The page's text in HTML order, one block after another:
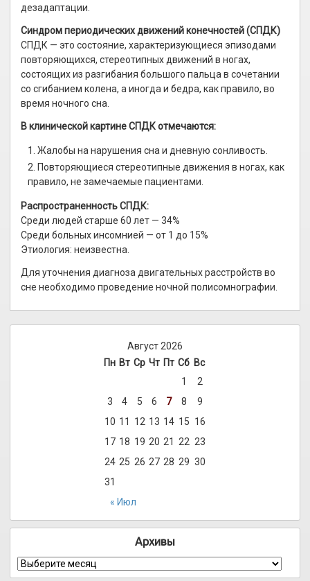
дезадаптации.
Синдром периодических движений конечностей (СПДК)
СПДК — это состояние, характеризующиеся эпизодами
повторяющихся, стереотипных движений в ногах,
состоящих из разгибания большого пальца в сочетании
со сгибанием колена, а иногда и бедра, как правило, во
время ночного сна.
В клинической картине СПДК отмечаются:
Жалобы на нарушения сна и дневную сонливость.
Повторяющиеся стереотипные движения в ногах, как
правило, не замечаемые пациентами.
Распространенность СПДК:
Среди людей старше 60 лет — 34%
Среди больных инсомнией — от 1 до 15%
Этиология: неизвестна.
Для уточнения диагноза двигательных расстройств во
сне необходимо проведение ночной полисомнографии.
Август 2026
Пн Вт Ср Чт Пт Сб Вс
« Июл
1
2
3
4 5 6 7 8
9
10 11 12 13 14 15 16
17 18 19 20 21 22 23
24 25 26 27 28 29 30
31
Архивы
Архивы